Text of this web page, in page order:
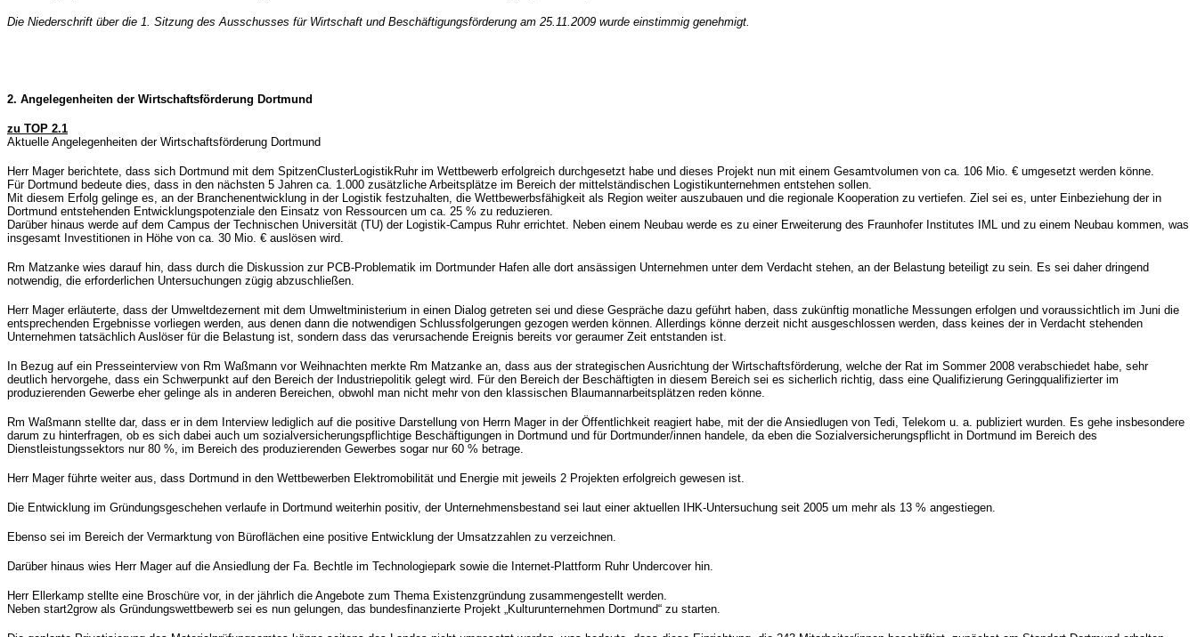
Die Niederschrift über die 1. Sitzung des Ausschusses für Wirtschaft und Beschäftigungsförderung am 25.11.2009 wurde einstimmig genehmigt.
2. Angelegenheiten der Wirtschaftsförderung Dortmund
zu TOP 2.1
Aktuelle Angelegenheiten der Wirtschaftsförderung Dortmund
Herr Mager berichtete, dass sich Dortmund mit dem SpitzenClusterLogistikRuhr im Wettbewerb erfolgreich durchgesetzt habe und dieses Projekt nun mit einem Gesamtvolumen von ca. 106 Mio. € umgesetzt werden könne.
Für Dortmund bedeute dies, dass in den nächsten 5 Jahren ca. 1.000 zusätzliche Arbeitsplätze im Bereich der mittelständischen Logistikunternehmen entstehen sollen.
Mit diesem Erfolg gelinge es, an der Branchenentwicklung in der Logistik festzuhalten, die Wettbewerbsfähigkeit als Region weiter auszubauen und die regionale Kooperation zu vertiefen. Ziel sei es, unter Einbeziehung der in
Dortmund entstehenden Entwicklungspotenziale den Einsatz von Ressourcen um ca. 25 % zu reduzieren.
Darüber hinaus werde auf dem Campus der Technischen Universität (TU) der Logistik-Campus Ruhr errichtet. Neben einem Neubau werde es zu einer Erweiterung des Fraunhofer Institutes IML und zu einem Neubau kommen, was
insgesamt Investitionen in Höhe von ca. 30 Mio. € auslösen wird.
Rm Matzanke wies darauf hin, dass durch die Diskussion zur PCB-Problematik im Dortmunder Hafen alle dort ansässigen Unternehmen unter dem Verdacht stehen, an der Belastung beteiligt zu sein. Es sei daher dringend
notwendig, die erforderlichen Untersuchungen zügig abzuschließen.
Herr Mager erläuterte, dass der Umweltdezernent mit dem Umweltministerium in einen Dialog getreten sei und diese Gespräche dazu geführt haben, dass zukünftig monatliche Messungen erfolgen und voraussichtlich im Juni die
entsprechenden Ergebnisse vorliegen werden, aus denen dann die notwendigen Schlussfolgerungen gezogen werden können. Allerdings könne derzeit nicht ausgeschlossen werden, dass keines der in Verdacht stehenden
Unternehmen tatsächlich Auslöser für die Belastung ist, sondern dass das verursachende Ereignis bereits vor geraumer Zeit entstanden ist.
In Bezug auf ein Presseinterview von Rm Waßmann vor Weihnachten merkte Rm Matzanke an, dass aus der strategischen Ausrichtung der Wirtschaftsförderung, welche der Rat im Sommer 2008 verabschiedet habe, sehr
deutlich hervorgehe, dass ein Schwerpunkt auf den Bereich der Industriepolitik gelegt wird. Für den Bereich der Beschäftigten in diesem Bereich sei es sicherlich richtig, dass eine Qualifizierung Geringqualifizierter im
produzierenden Gewerbe eher gelinge als in anderen Bereichen, obwohl man nicht mehr von den klassischen Blaumannarbeitsplätzen reden könne.
Rm Waßmann stellte dar, dass er in dem Interview lediglich auf die positive Darstellung von Herrn Mager in der Öffentlichkeit reagiert habe, mit der die Ansiedlugen von Tedi, Telekom u. a. publiziert wurden. Es gehe insbesondere
darum zu hinterfragen, ob es sich dabei auch um sozialversicherungspflichtige Beschäftigungen in Dortmund und für Dortmunder/innen handele, da eben die Sozialversicherungspflicht in Dortmund im Bereich des
Dienstleistungssektors nur 80 %, im Bereich des produzierenden Gewerbes sogar nur 60 % betrage.
Herr Mager führte weiter aus, dass Dortmund in den Wettbewerben Elektromobilität und Energie mit jeweils 2 Projekten erfolgreich gewesen ist.
Die Entwicklung im Gründungsgeschehen verlaufe in Dortmund weiterhin positiv, der Unternehmensbestand sei laut einer aktuellen IHK-Untersuchung seit 2005 um mehr als 13 % angestiegen.
Ebenso sei im Bereich der Vermarktung von Büroflächen eine positive Entwicklung der Umsatzzahlen zu verzeichnen.
Darüber hinaus wies Herr Mager auf die Ansiedlung der Fa. Bechtle im Technologiepark sowie die Internet-Plattform Ruhr Undercover hin.
Herr Ellerkamp stellte eine Broschüre vor, in der jährlich die Angebote zum Thema Existenzgründung zusammengestellt werden.
Neben start2grow als Gründungswettbewerb sei es nun gelungen, das bundesfinanzierte Projekt „Kulturunternehmen Dortmund“ zu starten.